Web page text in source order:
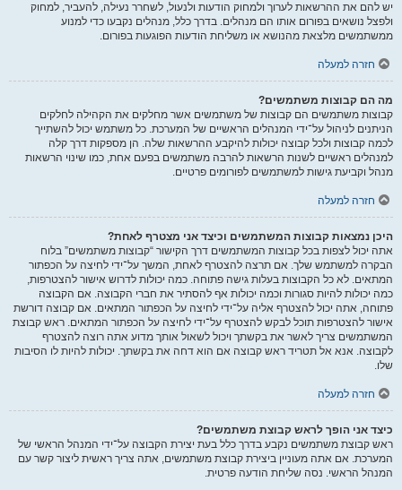
יש להם את ההרשאות לערוך ולמחוק הודעות ולנעול, לשחרר נעילה, להעביר, למחוק
ולפצל נושאים בפורום אותו הם מנהלים. בדרך כלל, מנהלים נקבעו כדי למנוע
ממשתמשים מלצאת מהנושא או משליחת הודעות הפוגעות בפורום.
חזרה למעלה
מה הם קבוצות משתמשים?
קבוצות משתמשים הם קבוצות של משתמשים אשר מחלקים את הקהילה לחלקים
הניתנים לניהול על־ידי המנהלים הראשיים של המערכת. כל משתמש יכול להשתייך
לכמה קבוצות ולכל קבוצה יכולות להיקבע ההרשאות שלה. הן מספקות דרך קלה
למנהלים ראשיים לשנות הרשאות להרבה משתמשים בפעם אחת, כמו שינוי הרשאות
מנהל וקביעת גישות למשתמשים לפורומים פרטיים.
חזרה למעלה
היכן נמצאות קבוצות המשתמשים וכיצד אני מצטרף לאחת?
אתה יכול לצפות בכל קבוצות המשתמשים דרך הקישור “קבוצות משתמשים” בלוח
הבקרה למשתמש שלך. אם תרצה להצטרף לאחת, המשך על־ידי לחיצה על הכפתור
המתאים. לא כל הקבוצות בעלות גישה פתוחה. כמה יכולות לדרוש אישור להצטרפות,
כמה יכולות להיות סגורות וכמה יכולות אף להסתיר את חברי הקבוצה. אם הקבוצה
פתוחה, אתה יכול להצטרף אליה על־ידי לחיצה על הכפתור המתאים. אם קבוצה דורשת
אישור להצטרפות תוכל לבקש להצטרף על־ידי לחיצה על הכפתור המתאים. ראש קבוצת
המשתמשים צריך לאשר את בקשתך ויכול לשאול אותך מדוע אתה רוצה להצטרף
לקבוצה. אנא אל תטריד ראש קבוצה אם הוא דחה את בקשתך. יכולות להיות לו הסיבות
שלו.
חזרה למעלה
כיצד אני הופך לראש קבוצת משתמשים?
ראש קבוצת משתמשים נקבע בדרך כלל בעת יצירת הקבוצה על־ידי המנהל הראשי של
המערכת. אם אתה מעוניין ביצירת קבוצת משתמשים, אתה צריך ראשית ליצור קשר עם
המנהל הראשי. נסה שליחת הודעה פרטית.